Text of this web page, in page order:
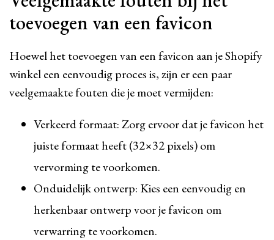
toevoegen van een favicon
Hoewel het toevoegen van een favicon aan je Shopify
winkel een eenvoudig proces is, zijn er een paar
veelgemaakte fouten die je moet vermijden:
Verkeerd formaat: Zorg ervoor dat je favicon het
juiste formaat heeft (32×32 pixels) om
vervorming te voorkomen.
Onduidelijk ontwerp: Kies een eenvoudig en
herkenbaar ontwerp voor je favicon om
verwarring te voorkomen.